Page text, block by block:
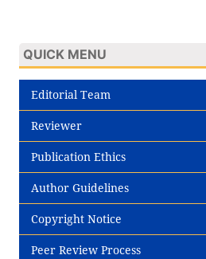
QUICK MENU
Editorial Team
Reviewer
Publication Ethics
Author Guidelines
Copyright Notice
Peer Review Process